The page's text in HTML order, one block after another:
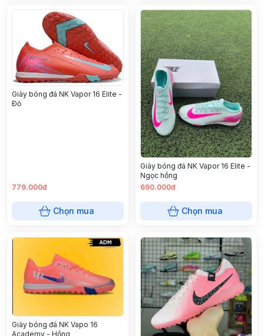
Giày bóng đá NK Vapor 16 Elite -
Đỏ
779.000đ
Chọn mua
Giày bóng đá NK Vapor 16 Elite -
Ngọc hồng
690.000đ
Chọn mua
Giày bóng đá NK Vapo 16
Academy - Hồng